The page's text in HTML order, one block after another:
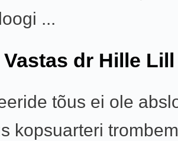
...
Vastas dr Hille Lill
tõus ei ole
kopsuarteri